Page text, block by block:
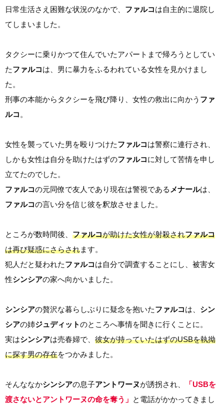
日常生活さえ困難な状況のなかで、 ファルコは自主的に退院し
てしまいました。
タクシーに乗りかつて住んでいたアパートまで帰ろうとしてい
たファルコは、男に暴力をふるわれている女性を見かけまし
た。
刑事の本能からタクシーを飛び降り、女性の救出に向かう ファ
ルコ 。
女性を襲っていた男を殴りつけたファルコは警察に連行され、
しかも女性は自分を助けたはずのファルコに対して苦情を申し
立てたのでした。
ファルコの元同僚で友人であり現在は警視である メナールは、
ファルコの言い分を信じ彼を釈放させました。
ところが数時間後、 ファルコが助けた女性が射殺されファルコ
は再び疑惑にさらされます。
犯人だと疑われたファルコは自分で調査することにし、被害女
性シンシアの家へ向かいました。
シンシアの贅沢な暮らしぶりに疑念を抱いたファルコは、 シン
シアの姉ジュディットのところへ事情を聞きに行くことに。
実はシンシアは売春婦で、 彼女が持っていたはずのUSBを執拗
に探す男の存在をつかみました。
そんななかシンシアの息子アントワーヌが誘拐され、
「USBを
渡さないとアントワーヌの命を奪う」 と電話がかかってきまし